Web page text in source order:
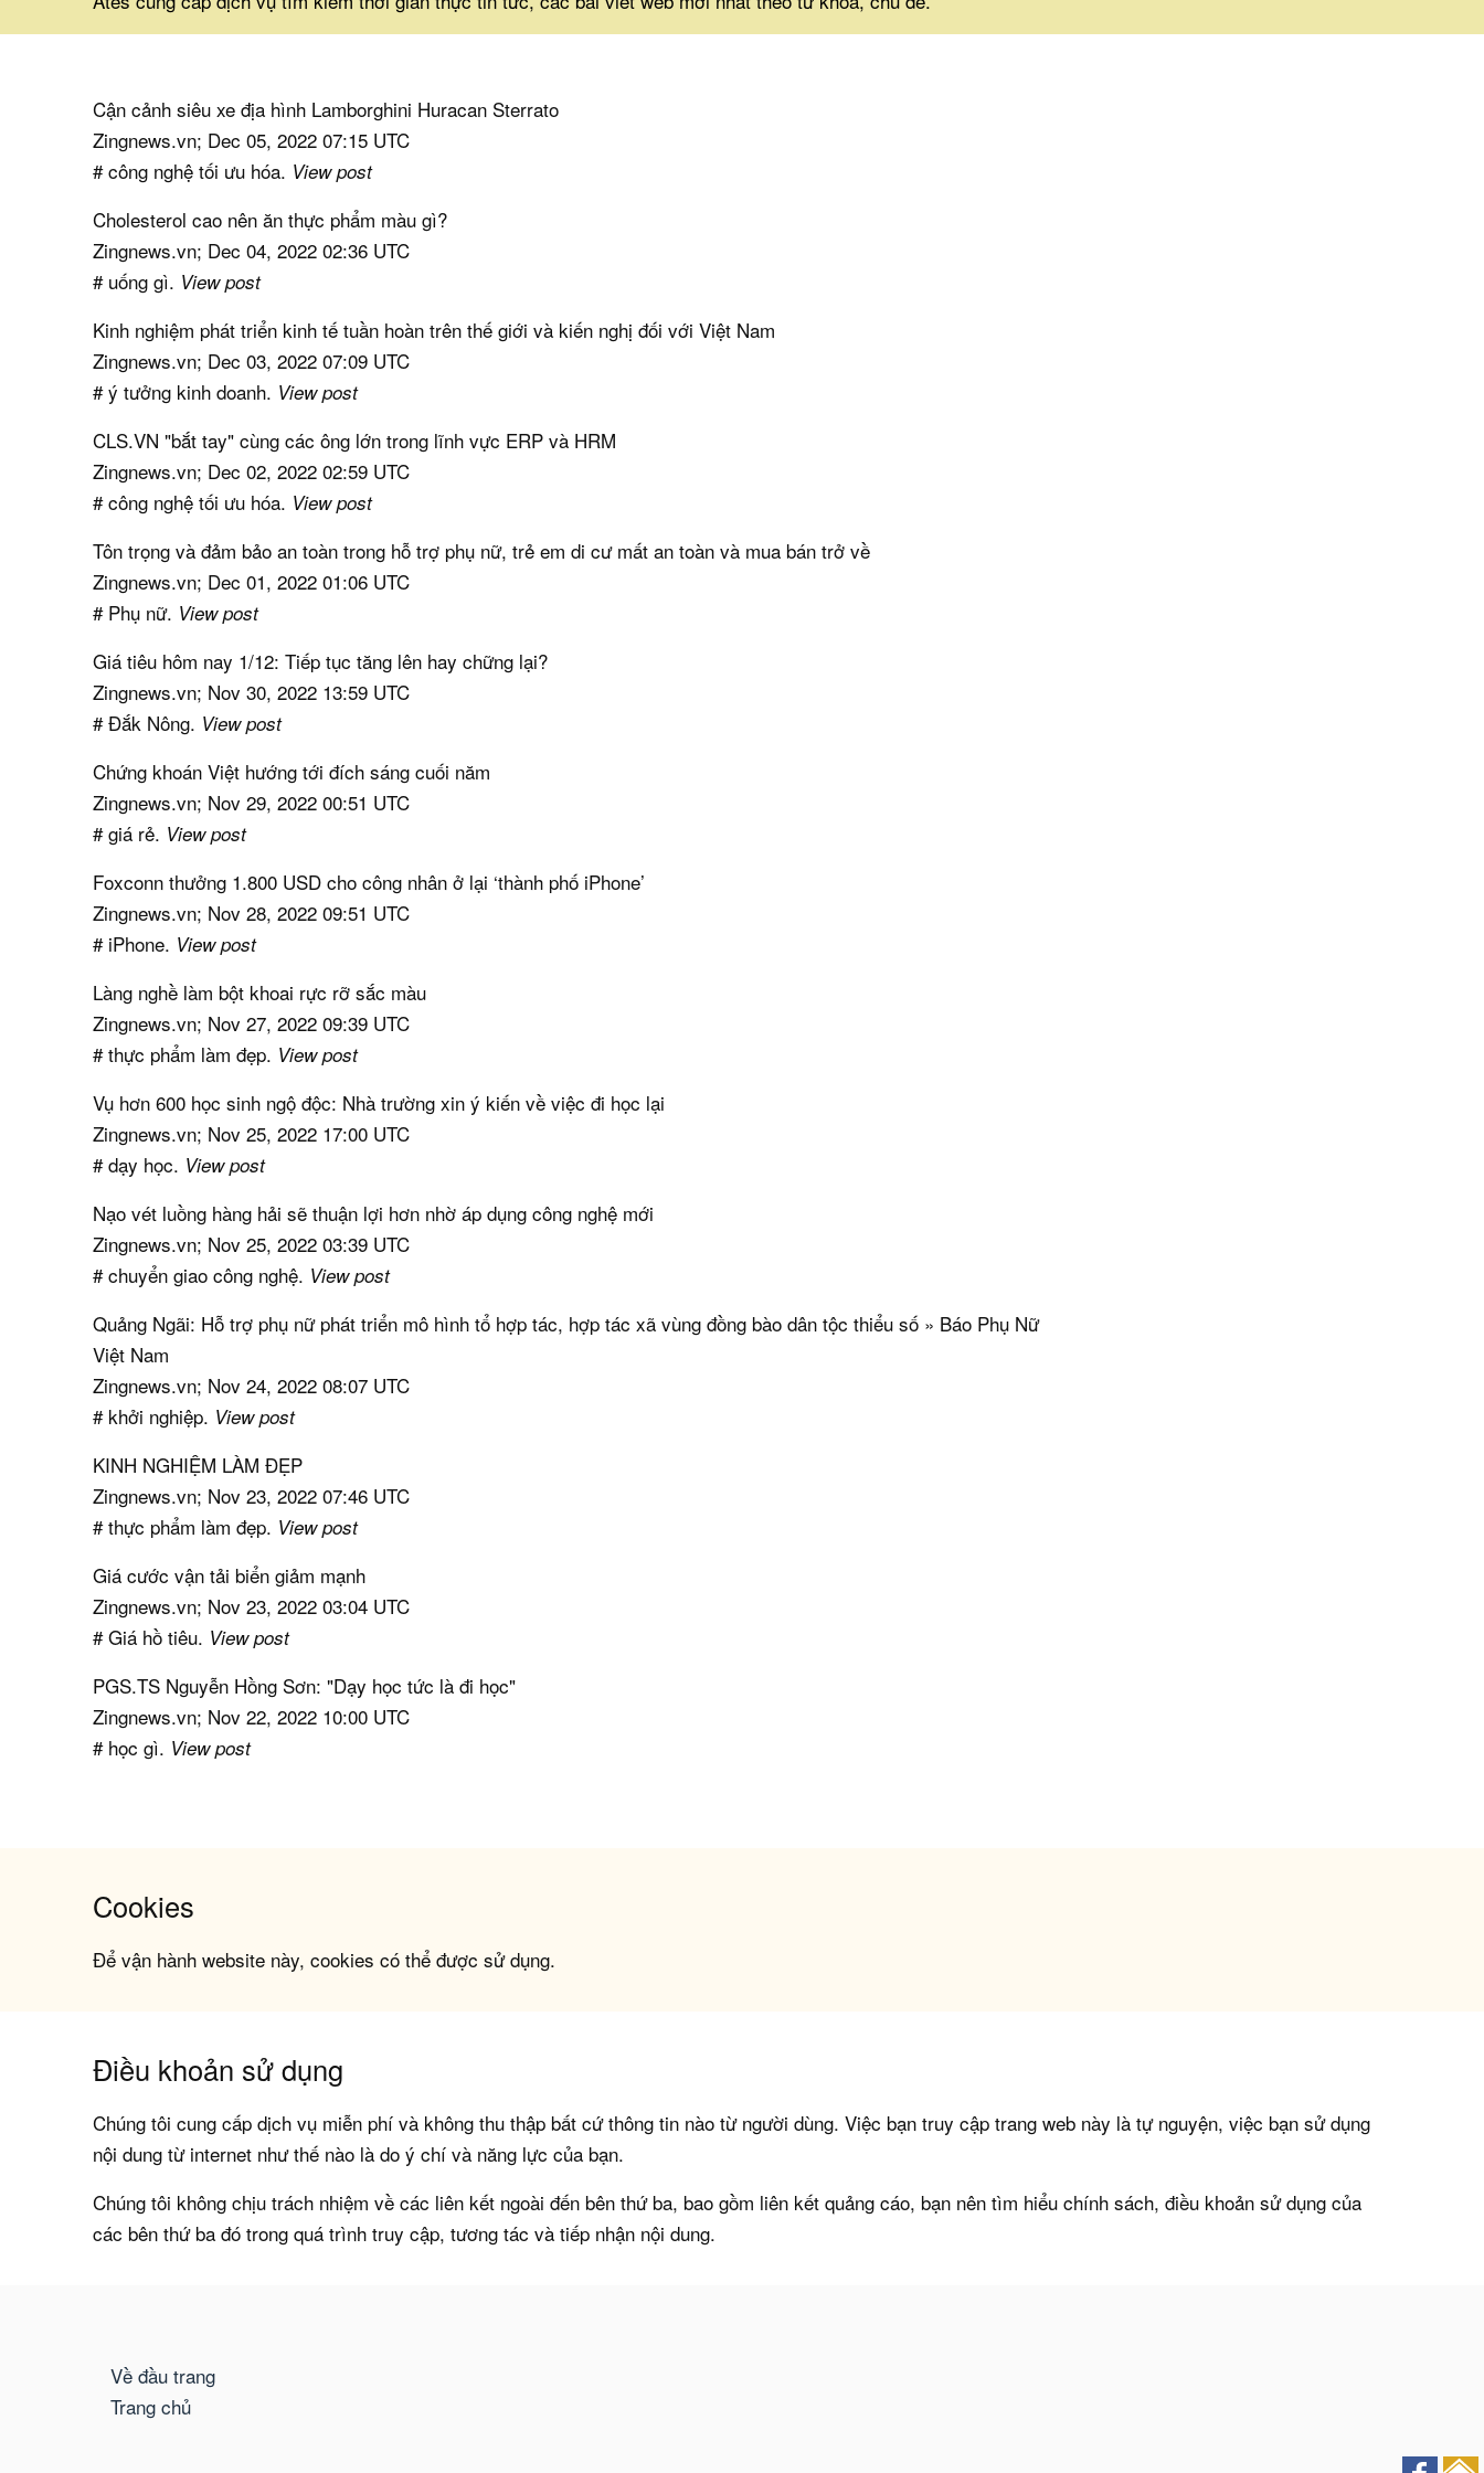
Cận cảnh siêu xe địa hình Lamborghini Huracan Sterrato
Zingnews.vn; Dec 05, 2022 07:15 UTC
# công nghệ tối ưu hóa. View post
Cholesterol cao nên ăn thực phẩm màu gì?
Zingnews.vn; Dec 04, 2022 02:36 UTC
# uống gì. View post
Kinh nghiệm phát triển kinh tế tuần hoàn trên thế giới và kiến nghị đối với Việt Nam
Zingnews.vn; Dec 03, 2022 07:09 UTC
# ý tưởng kinh doanh. View post
CLS.VN "bắt tay" cùng các ông lớn trong lĩnh vực ERP và HRM
Zingnews.vn; Dec 02, 2022 02:59 UTC
# công nghệ tối ưu hóa. View post
Tôn trọng và đảm bảo an toàn trong hỗ trợ phụ nữ, trẻ em di cư mất an toàn và mua bán trở về
Zingnews.vn; Dec 01, 2022 01:06 UTC
# Phụ nữ. View post
Giá tiêu hôm nay 1/12: Tiếp tục tăng lên hay chững lại?
Zingnews.vn; Nov 30, 2022 13:59 UTC
# Đắk Nông. View post
Chứng khoán Việt hướng tới đích sáng cuối năm
Zingnews.vn; Nov 29, 2022 00:51 UTC
# giá rẻ. View post
Foxconn thưởng 1.800 USD cho công nhân ở lại ‘thành phố iPhone’
Zingnews.vn; Nov 28, 2022 09:51 UTC
# iPhone. View post
Làng nghề làm bột khoai rực rỡ sắc màu
Zingnews.vn; Nov 27, 2022 09:39 UTC
# thực phẩm làm đẹp. View post
Vụ hơn 600 học sinh ngộ độc: Nhà trường xin ý kiến về việc đi học lại
Zingnews.vn; Nov 25, 2022 17:00 UTC
# dạy học. View post
Nạo vét luồng hàng hải sẽ thuận lợi hơn nhờ áp dụng công nghệ mới
Zingnews.vn; Nov 25, 2022 03:39 UTC
# chuyển giao công nghệ. View post
Quảng Ngãi: Hỗ trợ phụ nữ phát triển mô hình tổ hợp tác, hợp tác xã vùng đồng bào dân tộc thiểu số » Báo Phụ Nữ
Việt Nam
Zingnews.vn; Nov 24, 2022 08:07 UTC
# khởi nghiệp. View post
KINH NGHIỆM LÀM ĐẸP
Zingnews.vn; Nov 23, 2022 07:46 UTC
# thực phẩm làm đẹp. View post
Giá cước vận tải biển giảm mạnh
Zingnews.vn; Nov 23, 2022 03:04 UTC
# Giá hồ tiêu. View post
PGS.TS Nguyễn Hồng Sơn: "Dạy học tức là đi học"
Zingnews.vn; Nov 22, 2022 10:00 UTC
# học gì. View post
Cookies
Để vận hành website này, cookies có thể được sử dụng.
Điều khoản sử dụng
Chúng tôi cung cấp dịch vụ miễn phí và không thu thập bất cứ thông tin nào từ người dùng. Việc bạn truy cập trang web này là tự nguyện, việc bạn sử dụng
nội dung từ internet như thế nào là do ý chí và năng lực của bạn.
Chúng tôi không chịu trách nhiệm về các liên kết ngoài đến bên thứ ba, bao gồm liên kết quảng cáo, bạn nên tìm hiểu chính sách, điều khoản sử dụng của
các bên thứ ba đó trong quá trình truy cập, tương tác và tiếp nhận nội dung.
Về đầu trang
Trang chủ